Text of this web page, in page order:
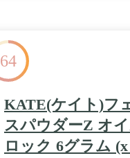
64
KATE(ケイト)フ
スパウダーZ オ
ロック 6グラム